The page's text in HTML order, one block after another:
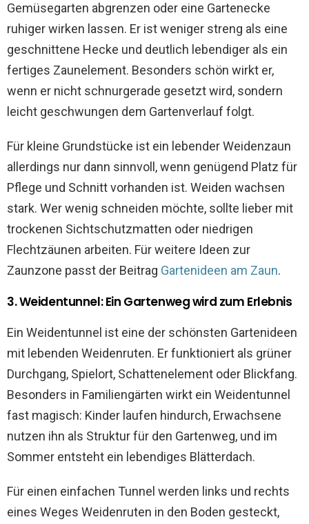
Gemüsegarten abgrenzen oder eine Gartenecke
ruhiger wirken lassen. Er ist weniger streng als eine
geschnittene Hecke und deutlich lebendiger als ein
fertiges Zaunelement. Besonders schön wirkt er,
wenn er nicht schnurgerade gesetzt wird, sondern
leicht geschwungen dem Gartenverlauf folgt.
Für kleine Grundstücke ist ein lebender Weidenzaun
allerdings nur dann sinnvoll, wenn genügend Platz für
Pflege und Schnitt vorhanden ist. Weiden wachsen
stark. Wer wenig schneiden möchte, sollte lieber mit
trockenen Sichtschutzmatten oder niedrigen
Flechtzäunen arbeiten. Für weitere Ideen zur
Zaunzone passt der Beitrag Gartenideen am Zaun.
3. Weidentunnel: Ein Gartenweg wird zum Erlebnis
Ein Weidentunnel ist eine der schönsten Gartenideen
mit lebenden Weidenruten. Er funktioniert als grüner
Durchgang, Spielort, Schattenelement oder Blickfang.
Besonders in Familiengärten wirkt ein Weidentunnel
fast magisch: Kinder laufen hindurch, Erwachsene
nutzen ihn als Struktur für den Gartenweg, und im
Sommer entsteht ein lebendiges Blätterdach.
Für einen einfachen Tunnel werden links und rechts
eines Weges Weidenruten in den Boden gesteckt,